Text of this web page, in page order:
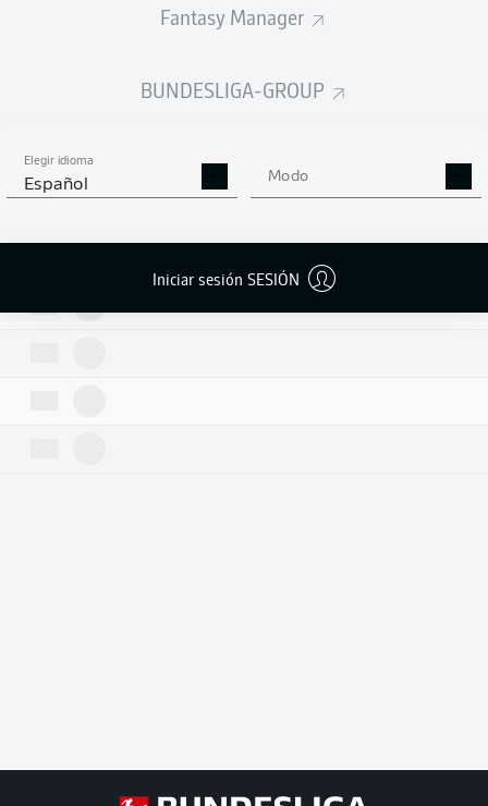
Fantasy Manager
BUNDESLIGA-GROUP
Elegir idioma
Español Modo
Iniciar sesión SESIÓN